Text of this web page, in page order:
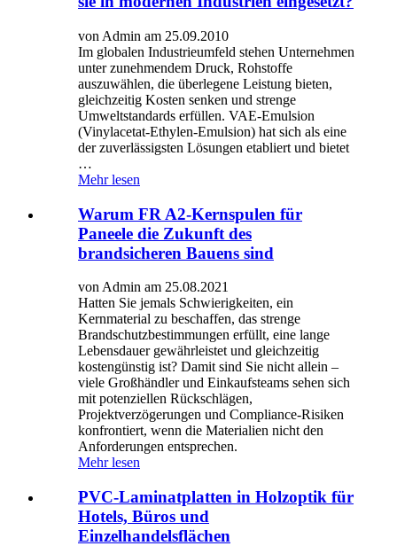
von Admin am 25.09.2010
Im globalen Industrieumfeld stehen Unternehmen
unter zunehmendem Druck, Rohstoffe
auszuwählen, die überlegene Leistung bieten,
gleichzeitig Kosten senken und strenge
Umweltstandards erfüllen. VAE-Emulsion
(Vinylacetat-Ethylen-Emulsion) hat sich als eine
der zuverlässigsten Lösungen etabliert und bietet
…
Mehr lesen
Warum FR A2-Kernspulen für
Paneele die Zukunft des
brandsicheren Bauens sind
von Admin am 25.08.2021
Hatten Sie jemals Schwierigkeiten, ein
Kernmaterial zu beschaffen, das strenge
Brandschutzbestimmungen erfüllt, eine lange
Lebensdauer gewährleistet und gleichzeitig
kostengünstig ist? Damit sind Sie nicht allein –
viele Großhändler und Einkaufsteams sehen sich
mit potenziellen Rückschlägen,
Projektverzögerungen und Compliance-Risiken
konfrontiert, wenn die Materialien nicht den
Anforderungen entsprechen.
Mehr lesen
PVC-Laminatplatten in Holzoptik für
Hotels, Büros und
Einzelhandelsflächen